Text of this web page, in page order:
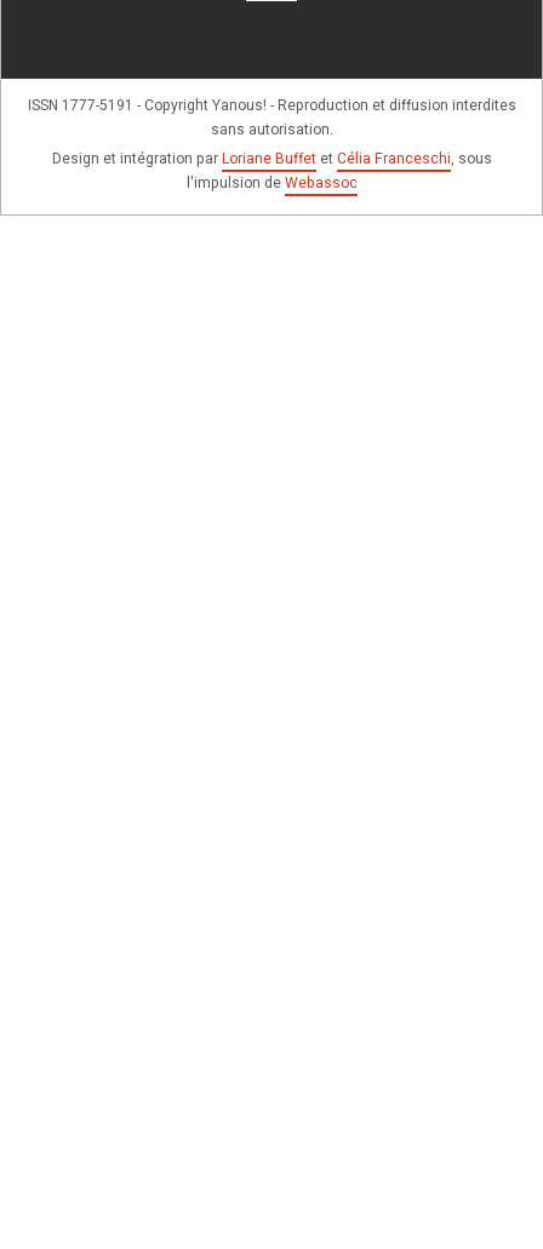
ISSN 1777-5191 - Copyright Yanous! - Reproduction et diffusion interdites
sans autorisation.
Design et intégration parLoriane Buffetet Célia Franceschi, sous
l'impulsion deWebassoc